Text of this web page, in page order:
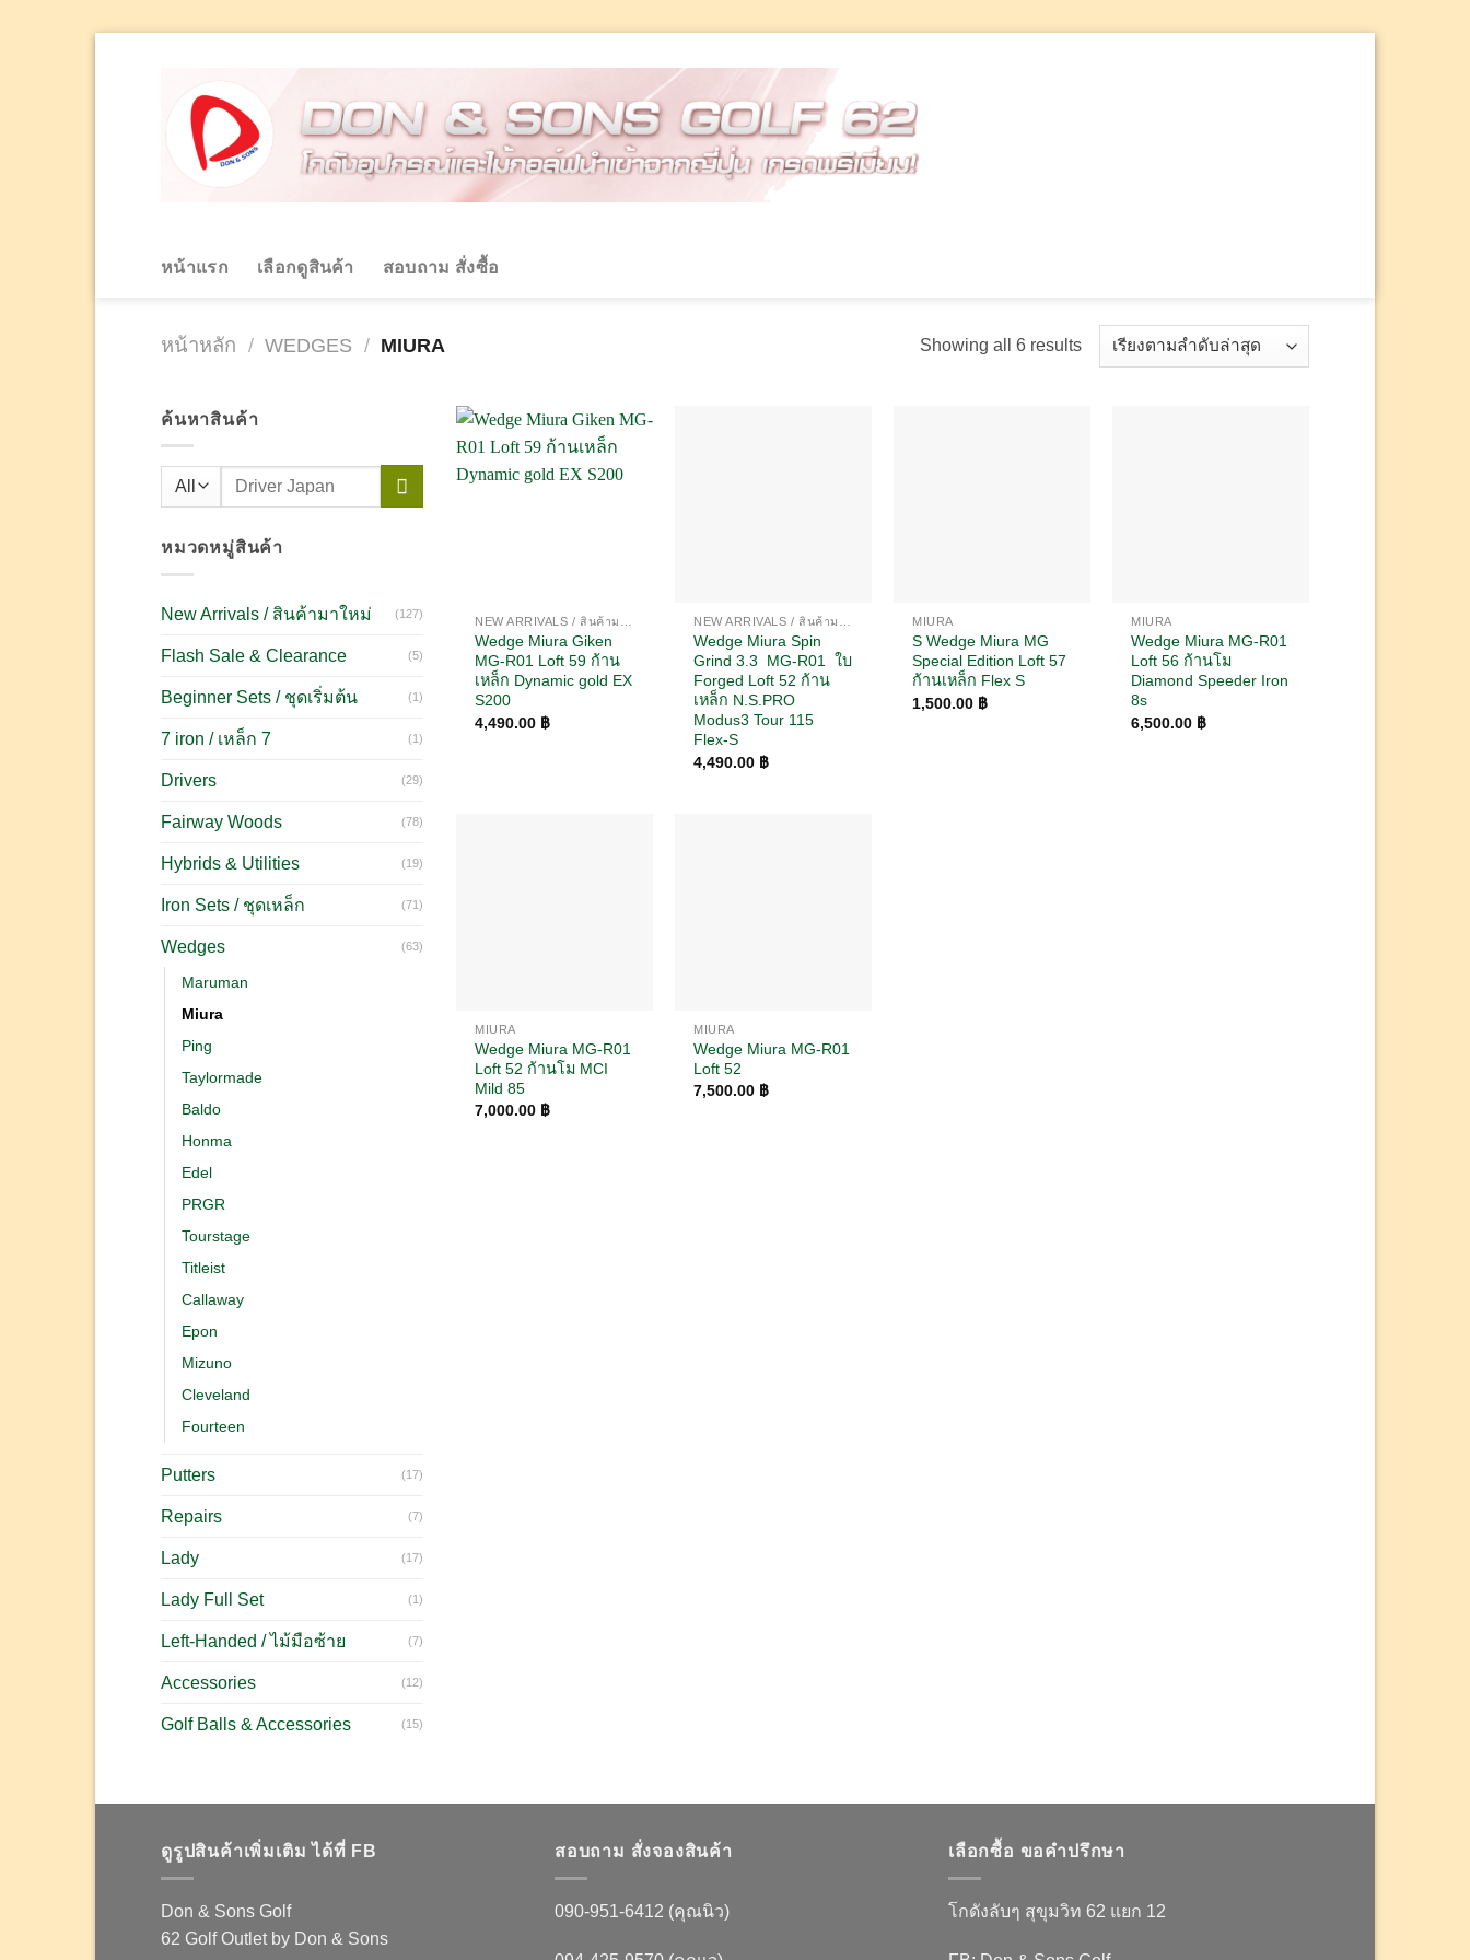
หน้าแรก เลือกดูสินค้า สอบถาม สั่งซื้อ
หน้าหลัก / WEDGES / MIURA Showing all 6 results
ค้นหาสินค้า
ค้นหา:
หมวดหมู่สินค้า
New Arrivals / สินค้ามาใหม่ (127)
Flash Sale & Clearance (5)
Beginner Sets / ชุดเริ่มต้น (1)
7 iron / เหล็ก 7 (1)
Drivers (29)
Fairway Woods (78)
Hybrids & Utilities (19)
Iron Sets / ชุดเหล็ก (71)
Wedges (63)
Maruman
Miura
Ping
Taylormade
Baldo
Honma
Edel
PRGR
Tourstage
Titleist
Callaway
Epon
Mizuno
Cleveland
Fourteen
Putters (17)
Repairs (7)
Lady (17)
Lady Full Set (1)
Left-Handed / ไม้มือซ้าย (7)
Accessories (12)
Golf Balls & Accessories (15)
NEW ARRIVALS / สินค้ามาใหม่
Wedge Miura Giken
MG-R01 Loft 59 ก้าน
เหล็ก Dynamic gold EX
S200
4,490.00 ฿
NEW ARRIVALS / สินค้ามาใหม่
Wedge Miura Spin
Grind 3.3 MG-R01 ใบ
Forged Loft 52 ก้าน
เหล็ก N.S.PRO
Modus3 Tour 115
Flex-S
4,490.00 ฿
MIURA
S Wedge Miura MG
Special Edition Loft 57
ก้านเหล็ก Flex S
1,500.00 ฿
MIURA
Wedge Miura MG-R01
Loft 56 ก้านโม
Diamond Speeder Iron
8s
6,500.00 ฿
MIURA
Wedge Miura MG-R01
Loft 52 ก้านโม MCI
Mild 85
7,000.00 ฿
MIURA
Wedge Miura MG-R01
Loft 52
7,500.00 ฿
ดูรูปสินค้าเพิ่มเติม ได้ที่ FB
Don & Sons Golf
62 Golf Outlet by Don & Sons
สอบถาม สั่งจองสินค้า
090-951-6412 (คุณนิว)
เลือกซื้อ ขอคำปรึกษา
โกดังลับๆ สุขุมวิท 62 แยก 12